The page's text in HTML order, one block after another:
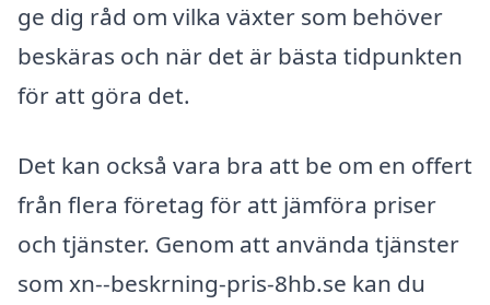
ge dig råd om vilka växter som behöver
beskäras och när det är bästa tidpunkten
för att göra det.
Det kan också vara bra att be om en offert
från flera företag för att jämföra priser
och tjänster. Genom att använda tjänster
som xn--beskrning-pris-8hb.se kan du